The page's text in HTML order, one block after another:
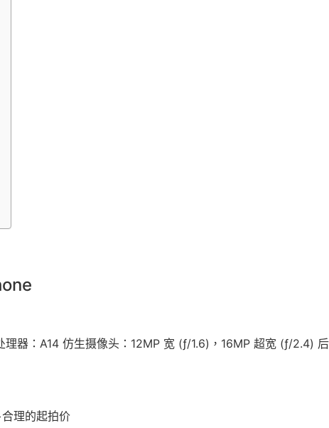
器：A14 仿生摄像头：12MP 宽 (ƒ/1.6)，16MP 超宽 (ƒ/2.4)
理的起拍价